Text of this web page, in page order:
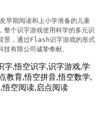
早期阅读和上小学准备的儿童
整个识字游戏使用科学的多元识
景，通过Flash识字游戏的形式
有限公司诚挚奉献。
字,悟空识字,识字游戏,学
教育,悟空拼音,悟空数学,
空阅读,启点阅读